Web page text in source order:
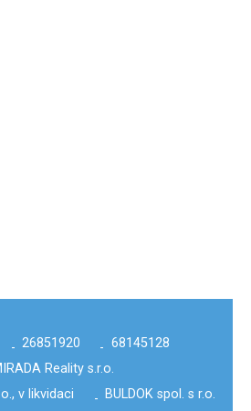
- 26851920 - 68145128
Reality s.r.o.
v likvidaci - BULDOK spol. s r.o.